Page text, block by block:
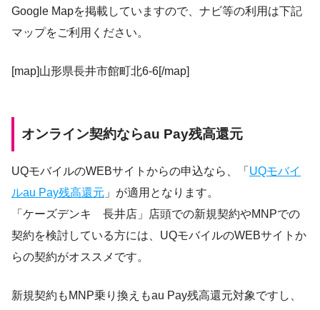
Google Mapを掲載していますので、ナビ等の利用は下記
マップをご利用ください。
[map]山形県長井市館町北6-6[/map]
オンライン契約ならau Pay残高還元
UQモバイルのWEBサイトからの申込なら、「 UQモバイ
ルau Pay残高還元 」が適用となります。
「ケーズデンキ 長井店」店頭での新規契約やMNPでの
契約を検討している方には、UQモバイルのWEBサイトか
らの契約がオススメです。
新規契約もMNP乗り換えもau Pay残高還元対象ですし、